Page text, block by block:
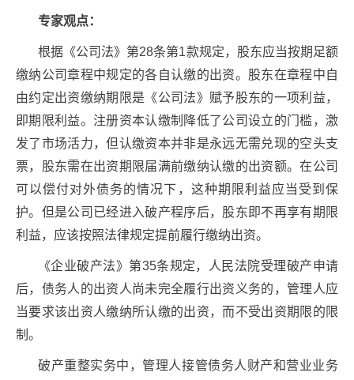
专家观点：
根据《公司法》第28条第1款规定，股东应当按期足额
缴纳公司章程中规定的各自认缴的出资。股东在章程中自
由约定出资缴纳期限是《公司法》赋予股东的一项利益，
即期限利益。注册资本认缴制降低了公司设立的门槛，激
发了市场活力，但认缴资本并非是永远无需兑现的空头支
票，股东需在出资期限届满前缴纳认缴的出资额。在公司
可以偿付对外债务的情况下，这种期限利益应当受到保
护。但是公司已经进入破产程序后，股东即不再享有期限
利益，应该按照法律规定提前履行缴纳出资。
《企业破产法》第35条规定，人民法院受理破产申请
后，债务人的出资人尚未完全履行出资义务的，管理人应
当要求该出资人缴纳所认缴的出资，而不受出资期限的限
制。
破产重整实务中，管理人接管债务人财产和营业业务